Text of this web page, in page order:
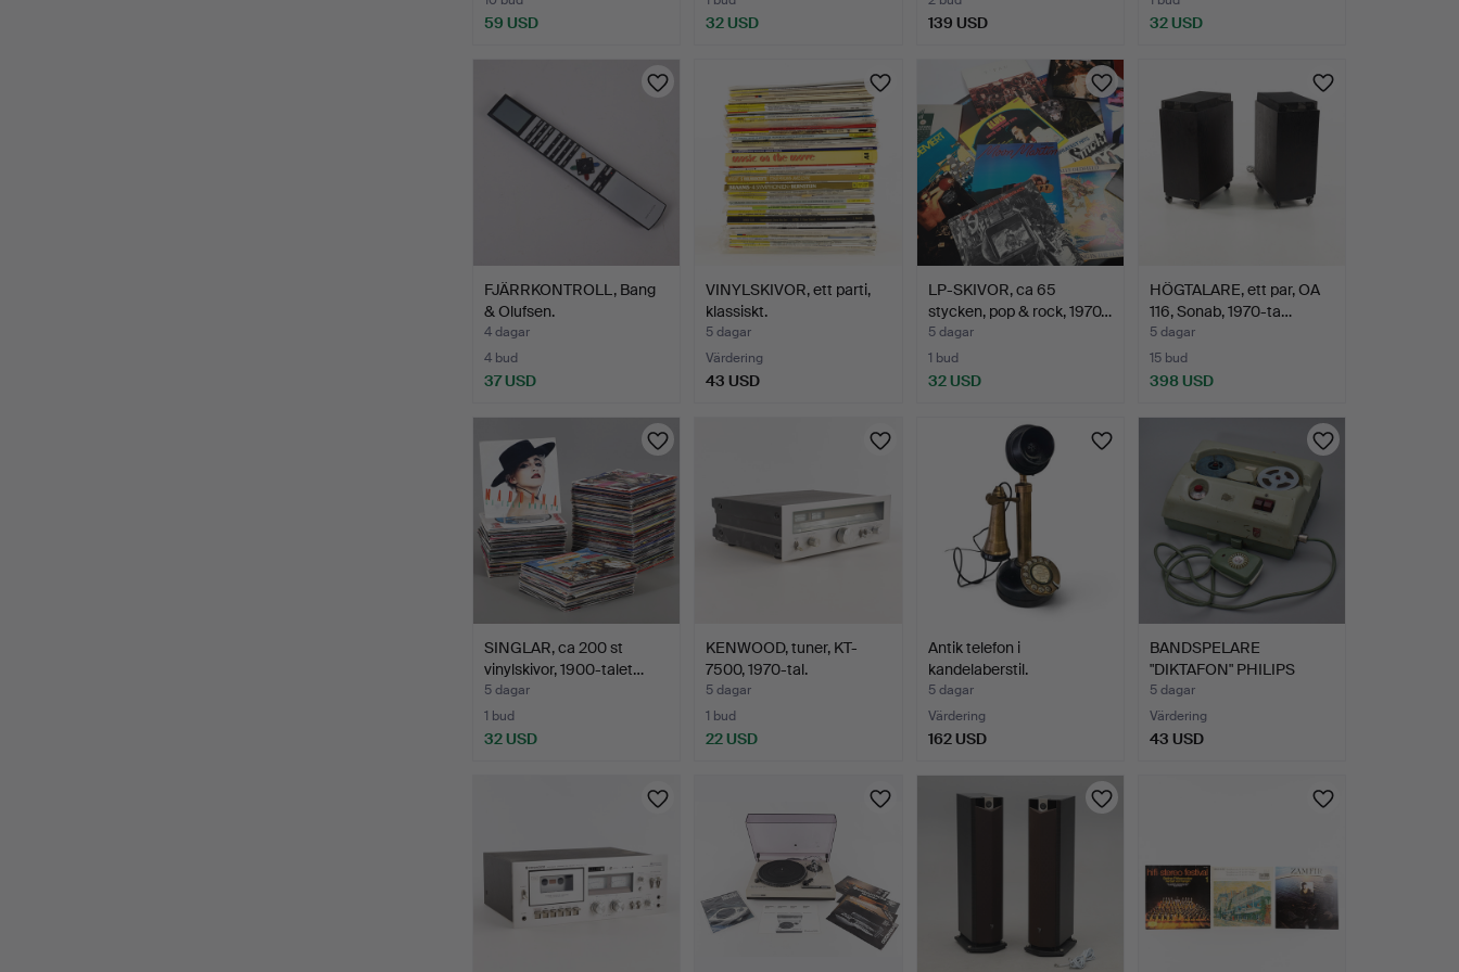
59 USD 32 USD 139 USD 32 USD
FJÄRRKONTROLL, Bang
& Olufsen.
4 dagar
4 bud
37 USD
VINYLSKIVOR, ett parti,
klassiskt.
5 dagar
Värdering
43 USD
LP-SKIVOR, ca 65
stycken, pop & rock, 1970…
5 dagar
1 bud
32 USD
HÖGTALARE, ett par, OA
116, Sonab, 1970-ta…
5 dagar
15 bud
398 USD
SINGLAR, ca 200 st
vinylskivor, 1900-talet…
5 dagar
1 bud
32 USD
KENWOOD, tuner, KT-
7500, 1970-tal.
5 dagar
1 bud
22 USD
Antik telefon i
kandelaberstil.
5 dagar
Värdering
162 USD
BANDSPELARE
"DIKTAFON" PHILIPS
EL3581, MAD…
5 dagar
Värdering
43 USD